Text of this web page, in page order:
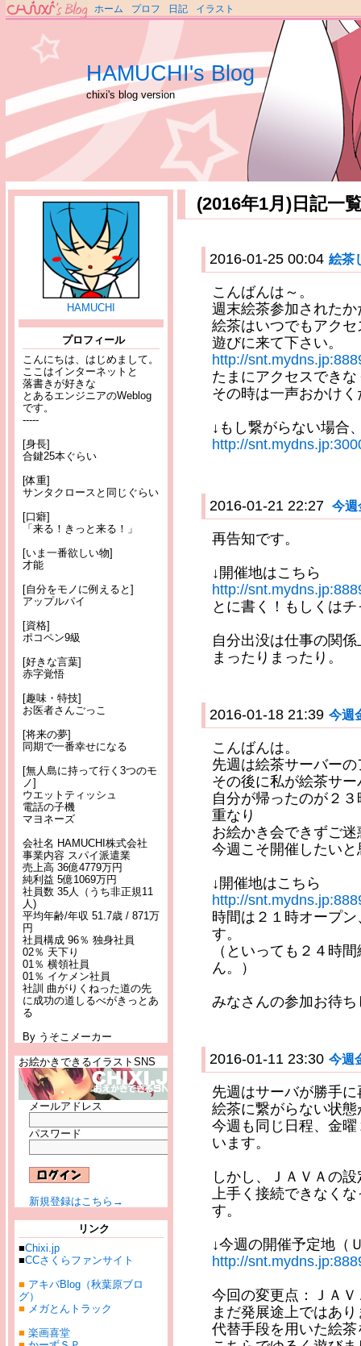
ホーム プロフ 日記 イラスト
HAMUCHI's Blog
chixi's blog version
HAMUCHI
プロフィール
こんにちは、はじめまして。
ここはインターネットと
落書きが好きな
とあるエンジニアのWeblog
です。
-----
[身長]
合鍵25本ぐらい
[体重]
サンタクロースと同じぐらい
[口癖]
「来る！きっと来る！」
[いま一番欲しい物]
才能
[自分をモノに例えると]
アップルパイ
[資格]
ポコペン9級
[好きな言葉]
赤字覚悟
[趣味・特技]
お医者さんごっこ
[将来の夢]
同期で一番幸せになる
[無人島に持って行く3つのモ
ノ]
ウエットティッシュ
電話の子機
マヨネーズ
会社名 HAMUCHI株式会社
事業内容 スパイ派遣業
売上高 36億4779万円
純利益 5億1069万円
社員数 35人（うち非正規11
人)
平均年齢/年収 51.7歳 / 871万
円
社員構成 96％ 独身社員
02％ 天下り
01％ 横領社員
01％ イケメン社員
社訓 曲がりくねった道の先
に成功の道しるべがきっとあ
る
By うそこメーカー
お絵かきできるイラストSNS
メールアドレス
パスワード
新規登録はこちら→
リンク
■Chixi.jp
■CCさくらファンサイト
■ アキバBlog（秋葉原ブロ
グ）
■ メガとんトラック
■ 楽画喜堂
(2016年1月)日記一
2016-01-25 00:04 絵茶
こんばんは～。
週末絵茶参加された
絵茶はいつでもアク
遊びに来て下さい。
http://
たまにアクセスでき
その時は一声おかけ
↓もし繋がらない場合
http://
2016-01-21 22:27 今
再告知です。
↓開催地はこちら
http://
とに書く！もしくは
自分出没は仕事の関
まったりまったり。
2016-01-18 21:39 今週
こんばんは。
先週は絵茶サーバー
その後に私が絵茶サ
自分が帰ったのが２
重なり
お絵かき会できずご
今週こそ開催したい
↓開催地はこちら
http://
時間は２１時オープ
す。
（といっても２４時
ん。）
みなさんの参加お待
2016-01-11 23:30 今週
先週はサーバが勝手
絵茶に繋がらない状
今週も同じ日程、金
います。
しかし、ＪＡＶＡの
上手く接続できなく
す。
↓今週の開催予定地（
http://
今回の変更点：ＪＡ
まだ発展途上ではあ
代替手段を用いた絵